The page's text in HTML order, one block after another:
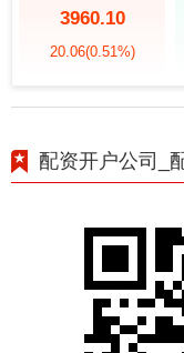
3960.10
20.06(0.51%)
配资开户公司_